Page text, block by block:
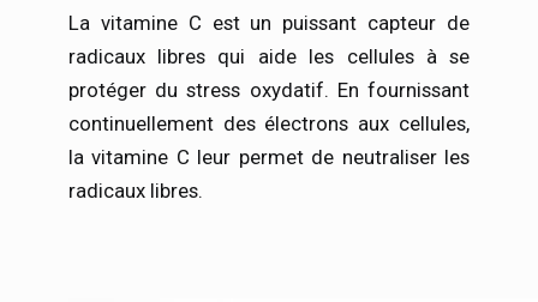
La vitamine C est un puissant capteur de
radicaux libres qui aide les cellules à se
protéger du stress oxydatif. En fournissant
continuellement des électrons aux cellules,
la vitamine C leur permet de neutraliser les
radicaux libres.